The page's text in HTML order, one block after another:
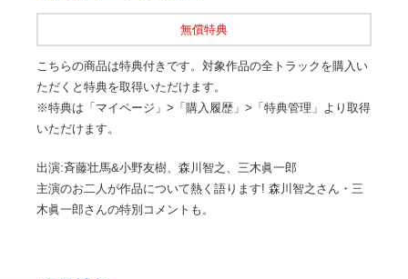
無償特典
こちらの商品は特典付きです。対象作品の全トラックを購入い
ただくと特典を取得いただけます。
※特典は「マイページ」>「購入履歴」>「特典管理」より取得
いただけます。
出演:斉藤壮馬&小野友樹、森川智之、三木眞一郎
主演のお二人が作品について熱く語ります! 森川智之さん・三
木眞一郎さんの特別コメントも。